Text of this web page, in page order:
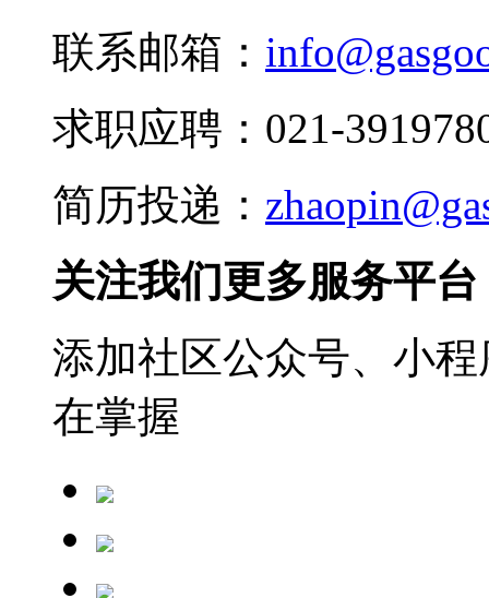
联系邮箱：
求职应聘：021-
简历投递：
关注我们更多服务平台
添加社区公众号、小
在掌握